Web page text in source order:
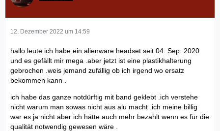
12. Dezember 2022 um 14:59
hallo leute ich habe ein alienware headset seit 04. Sep. 2020
und es gefällt mir mega .aber jetzt ist eine plastikhalterung
gebrochen .weis jemand zufällig ob ich irgend wo ersatz
bekommen kann .
ich habe das ganze notdürftig mit band geklebt .ich verstehe
nicht warum man sowas nicht aus alu macht .ich meine billig
war es ja nicht aber ich hätte auch mehr bezahlt wenn es für die
qualität notwendig gewesen wäre .